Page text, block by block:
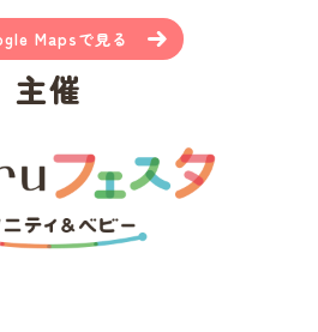
Mapsで見る
主催